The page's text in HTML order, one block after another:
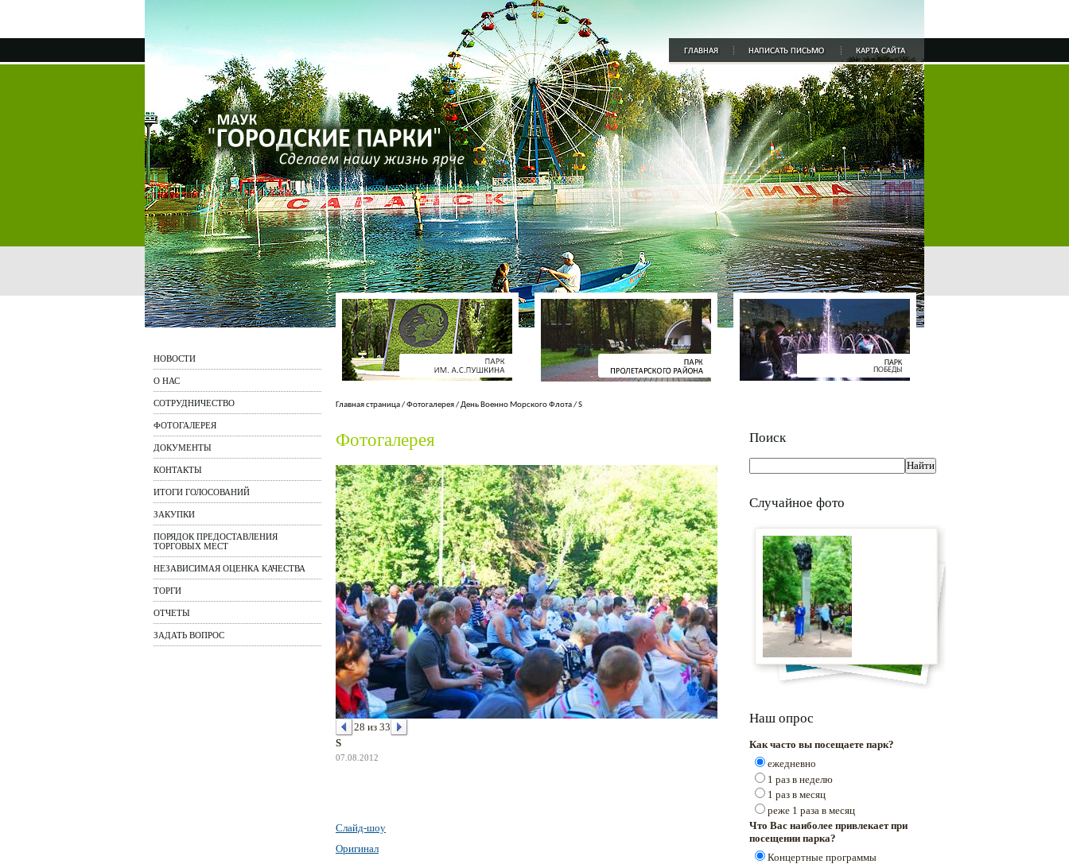
НОВОСТИ
О НАС
СОТРУДНИЧЕСТВО
ФОТОГАЛЕРЕЯ
ДОКУМЕНТЫ
КОНТАКТЫ
ИТОГИ ГОЛОСОВАНИЙ
ЗАКУПКИ
ПОРЯДОК ПРЕДОСТАВЛЕНИЯ
ТОРГОВЫХ МЕСТ
НЕЗАВИСИМАЯ ОЦЕНКА КАЧЕСТВА
ТОРГИ
ОТЧЕТЫ
ЗАДАТЬ ВОПРОС
Главная страница/Фотогалерея/День Военно Морского Флота/S
Фотогалерея
28 из 33
S
07.08.2012
Слайд-шоу
Оригинал
Поиск
Случайное фото
Наш опрос
Как часто вы посещаете парк?
ежедневно
1 раз в неделю
1 раз в месяц
реже 1 раза в месяц
Что Вас наиболее привлекает при
посещении парка?
Концертные программы